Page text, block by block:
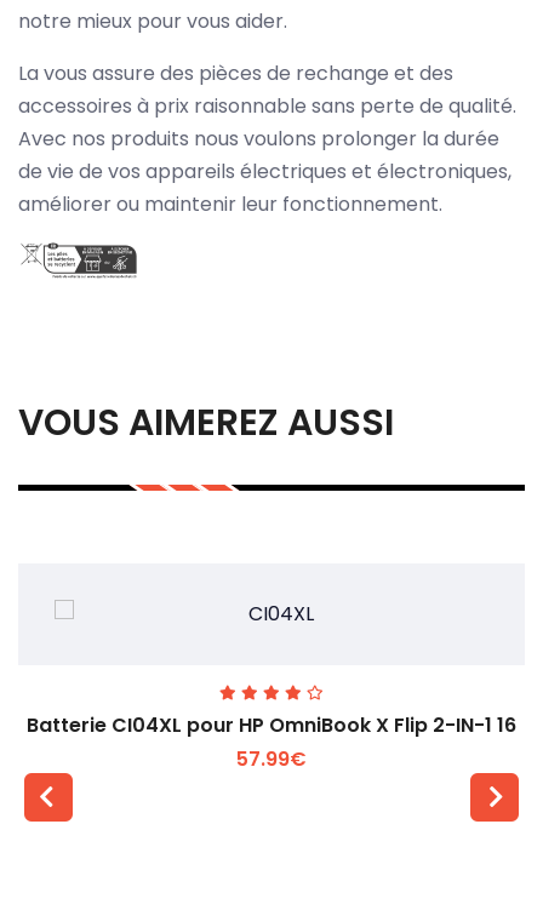
notre mieux pour vous aider.
La vous assure des pièces de rechange et des
accessoires à prix raisonnable sans perte de qualité.
Avec nos produits nous voulons prolonger la durée
de vie de vos appareils électriques et électroniques,
améliorer ou maintenir leur fonctionnement.
VOUS AIMEREZ AUSSI
Batterie CI04XL pour HP OmniBook X Flip 2-IN-1 16
57.99€